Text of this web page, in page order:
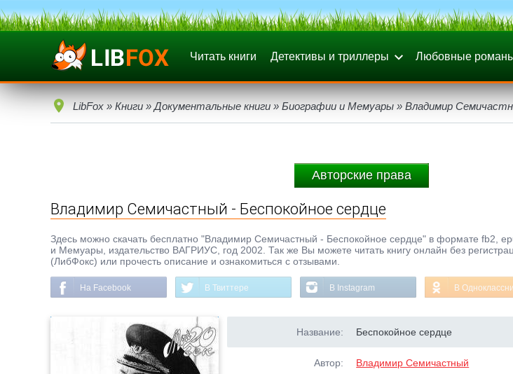
Читать книги Детективы и триллеры Любовные
LibFox » Книги » Документальные книги » Биографии и Мемуары » Владимир
Авторские права
Владимир Семичастный - Беспокойное сердце
Здесь можно скачать бесплатно "Владимир Семичастный - Беспокойное сердце" в формате fb2,
и Мемуары, издательство ВАГРИУС, год 2002. Так же Вы можете читать книгу онлайн без
(ЛибФокс) или прочесть описание и ознакомиться с отзывами.
На Facebook В Твиттере В Instagram В
Название: Беспокойное сердце
Автор: Владимир Семичастный